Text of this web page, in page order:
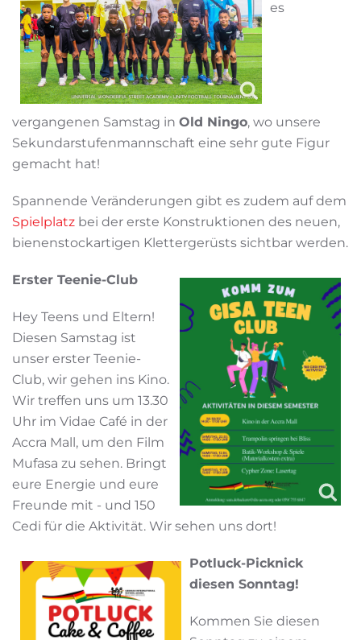
es
vergangenen Samstag in Old Ningo, wo unsere
Sekundarstufenmannschaft eine sehr gute Figur
gemacht hat!
Spannende Veränderungen gibt es zudem auf dem
Spielplatz bei der erste Konstruktionen des neuen,
bienenstockartigen Klettergerüsts sichtbar werden.
Erster Teenie-Club
Hey Teens und Eltern!
Diesen Samstag ist
unser erster Teenie-
Club, wir gehen ins Kino.
Wir treffen uns um 13.30
Uhr im Vidae Café in der
Accra Mall, um den Film
Mufasa zu sehen. Bringt
eure Energie und eure
Freunde mit - und 150
Cedi für die Aktivität. Wir sehen uns dort!
Potluck-Picknick
diesen Sonntag!
Kommen Sie diesen